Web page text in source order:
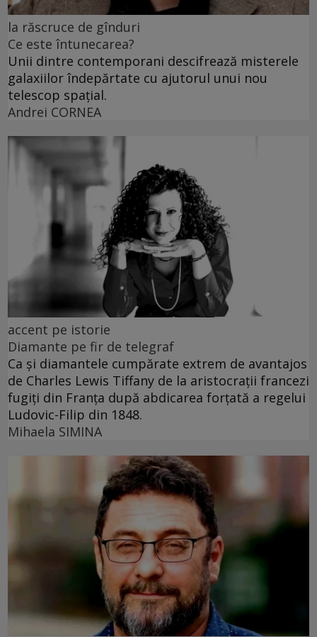
la răscruce de gînduri
Ce este întunecarea?
Unii dintre contemporani descifrează misterele
galaxiilor îndepărtate cu ajutorul unui nou
telescop spațial.
Andrei CORNEA
accent pe istorie
Diamante pe fir de telegraf
Ca și diamantele cumpărate extrem de avantajos
de Charles Lewis Tiffany de la aristocrații francezi
fugiți din Franța după abdicarea forțată a regelui
Ludovic-Filip din 1848.
Mihaela SIMINA